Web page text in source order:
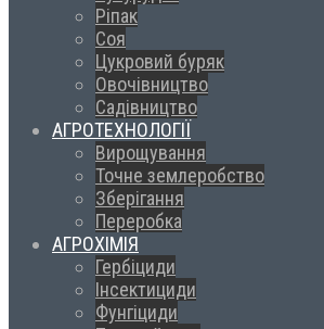
Ріпак
Соя
Цукровий буряк
Овочівництво
Садівництво
АГРОТЕХНОЛОГІЇ
Вирощування
Точне землеробство
Зберігання
Переробка
АГРОХІМІЯ
Гербіциди
Інсектициди
Фунгіциди